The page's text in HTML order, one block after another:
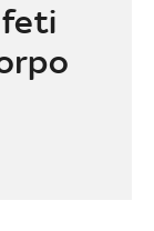
feti